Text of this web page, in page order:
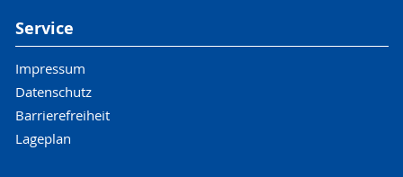
Service
Impressum
Datenschutz
Barrierefreiheit
Lageplan